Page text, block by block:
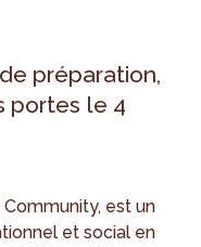
préparation,
portes le 4
Community, est un
et social en